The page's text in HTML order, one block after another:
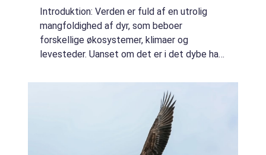
Introduktion: Verden er fuld af en utrolig
mangfoldighed af dyr, som beboer
forskellige økosystemer, klimaer og
levesteder. Uanset om det er i det dybe hav,
dyr en uundværlig del af vores verden.